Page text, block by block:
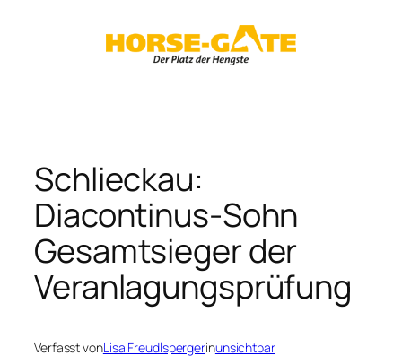
Schlieckau:
Diacontinus-Sohn
Gesamtsieger der
Veranlagungsprüfung
Verfasst vonLisa Freudlspergerinunsichtbar